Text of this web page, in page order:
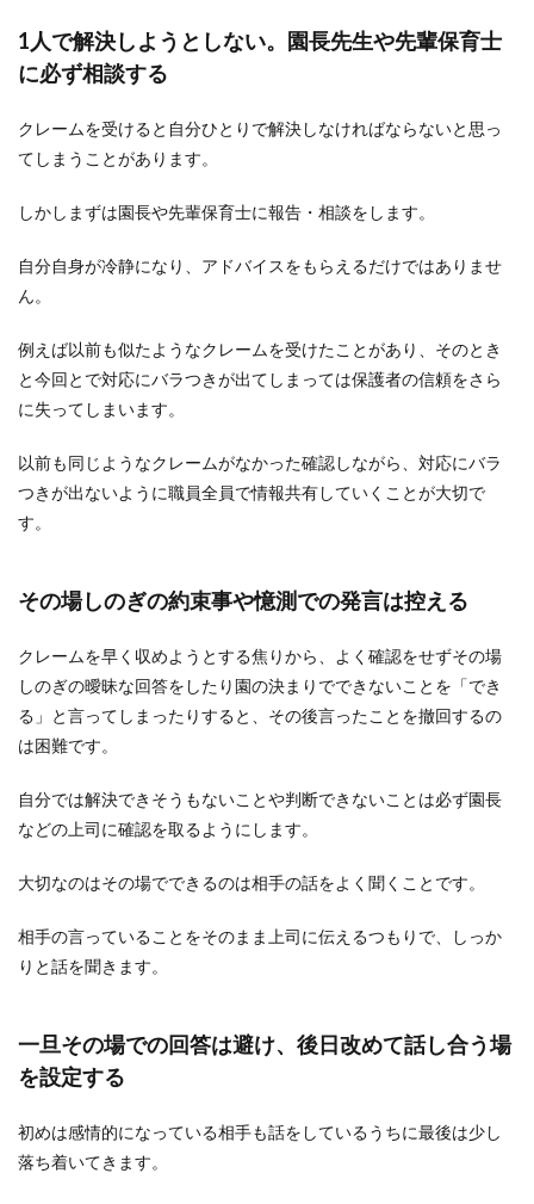
1人で解決しようとしない。園長先生や先輩保育士
に必ず相談する
クレームを受けると自分ひとりで解決しなければならないと思っ
てしまうことがあります。
しかしまずは園長や先輩保育士に報告・相談をします。
自分自身が冷静になり、アドバイスをもらえるだけではありませ
ん。
例えば以前も似たようなクレームを受けたことがあり、そのとき
と今回とで対応にバラつきが出てしまっては保護者の信頼をさら
に失ってしまいます。
以前も同じようなクレームがなかった確認しながら、対応にバラ
つきが出ないように職員全員で情報共有していくことが大切で
す。
その場しのぎの約束事や憶測での発言は控える
クレームを早く収めようとする焦りから、よく確認をせずその場
しのぎの曖昧な回答をしたり園の決まりでできないことを「でき
る」と言ってしまったりすると、その後言ったことを撤回するの
は困難です。
自分では解決できそうもないことや判断できないことは必ず園長
などの上司に確認を取るようにします。
大切なのはその場でできるのは相手の話をよく聞くことです。
相手の言っていることをそのまま上司に伝えるつもりで、しっか
りと話を聞きます。
一旦その場での回答は避け、後日改めて話し合う場
を設定する
初めは感情的になっている相手も話をしているうちに最後は少し
落ち着いてきます。